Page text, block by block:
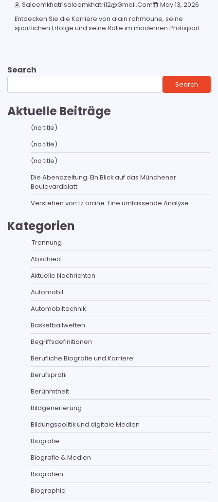
Saleemkhatrisaleemkhatri12@gmail.com May 13, 2026
Entdecken Sie die Karriere von alain rahmoune, seine
sportlichen Erfolge und seine Rolle im modernen Profisport.
Search
Search
Aktuelle Beiträge
(no title)
(no title)
(no title)
Die Abendzeitung: Ein Blick auf das Münchener
Boulevardblatt
Verstehen von tz online: Eine umfassende Analyse
Kategorien
Trennung
Abschied
Aktuelle Nachrichten
Automobil
Automobiltechnik
Basketballwetten
Begriffsdefinitionen
Berufliche Biografie und Karriere
Berufsprofil
Berühmtheit
Bildgenerierung
Bildungspolitik und digitale Medien
Biografie
Biografie & Medien
Biografien
Biographie